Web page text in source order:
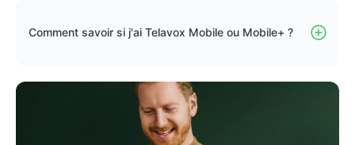
Comment savoir si j'ai Telavox Mobile ou Mobile+ ?